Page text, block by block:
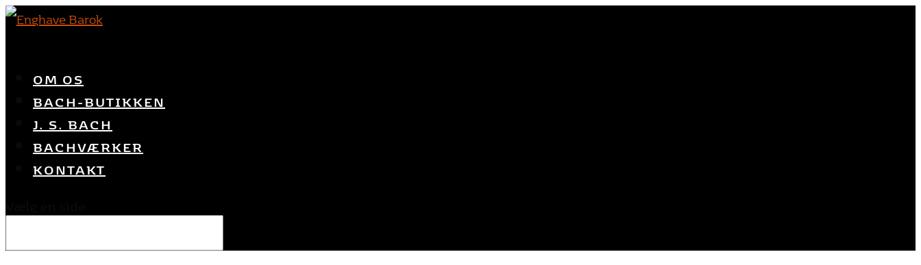
OM OS
BACH-BUTIKKEN
J. S. BACH
BACHVÆRKER
KONTAKT